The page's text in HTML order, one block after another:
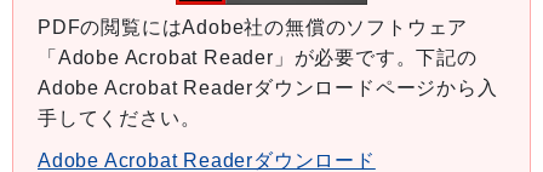
PDFの閲覧にはAdobe社の無償のソフトウェア
「Adobe Acrobat Reader」が必要です。下記の
Adobe Acrobat Readerダウンロードページから入
手してください。
Adobe Acrobat Readerダウンロード